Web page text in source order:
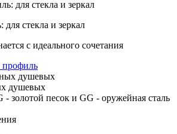
стекла и зеркал
с идеального сочетания
профиль
душевых
золотой песок и GG - оружейная сталь